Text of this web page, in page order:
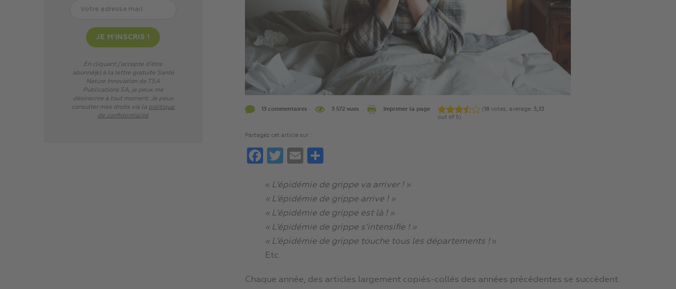
En cliquant j’accepte d’être
abonné(e) à la lettre gratuite Santé
Nature Innovation de TSA
Publications SA, je peux me
désinscrire à tout moment. Je peux
consulter mes droits via la politique
de confidentialité
13 commentaires 3 572 vues Imprimer la page (18 votes, average: 3,33
out of 5)
Partagez cet article sur :
FacebookTwitterEmail
« L’épidémie de grippe va arriver ! »
« L’épidémie de grippe arrive ! »
« L’épidémie de grippe est là ! »
« L’épidémie de grippe s’intensifie ! »
« L’épidémie de grippe touche tous les départements ! »
Etc.
Chaque année, des articles largement copiés-collés des années précédentes se succèdent.